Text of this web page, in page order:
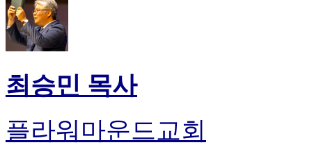
최승민 목사
플라워마운드교회